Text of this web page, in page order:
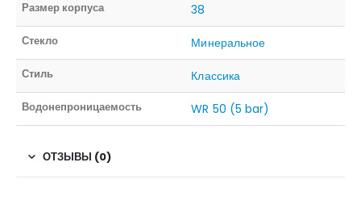
Размер корпуса 38
Стекло Минеральное
Стиль Классика
Водонепроницаемость WR 50 (5 bar)
ОТЗЫВЫ (0)